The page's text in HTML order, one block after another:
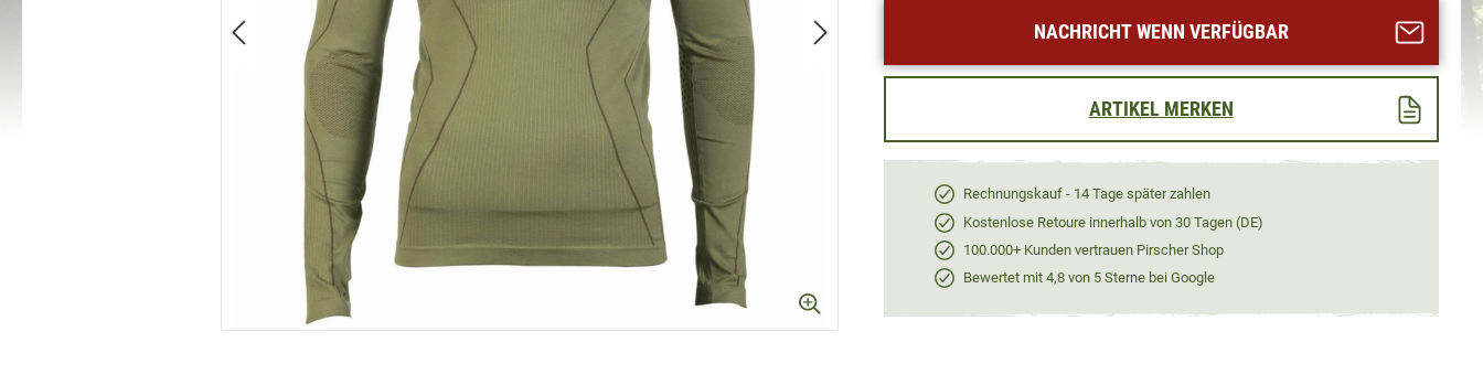
NACHRICHT WENN VERFÜGBAR
ARTIKEL MERKEN
Rechnungskauf - 14 Tage später zahlen
Kostenlose Retoure innerhalb von 30 Tagen (DE)
100.000+ Kunden vertrauen Pirscher Shop
Bewertet mit 4,8 von 5 Sterne bei Google